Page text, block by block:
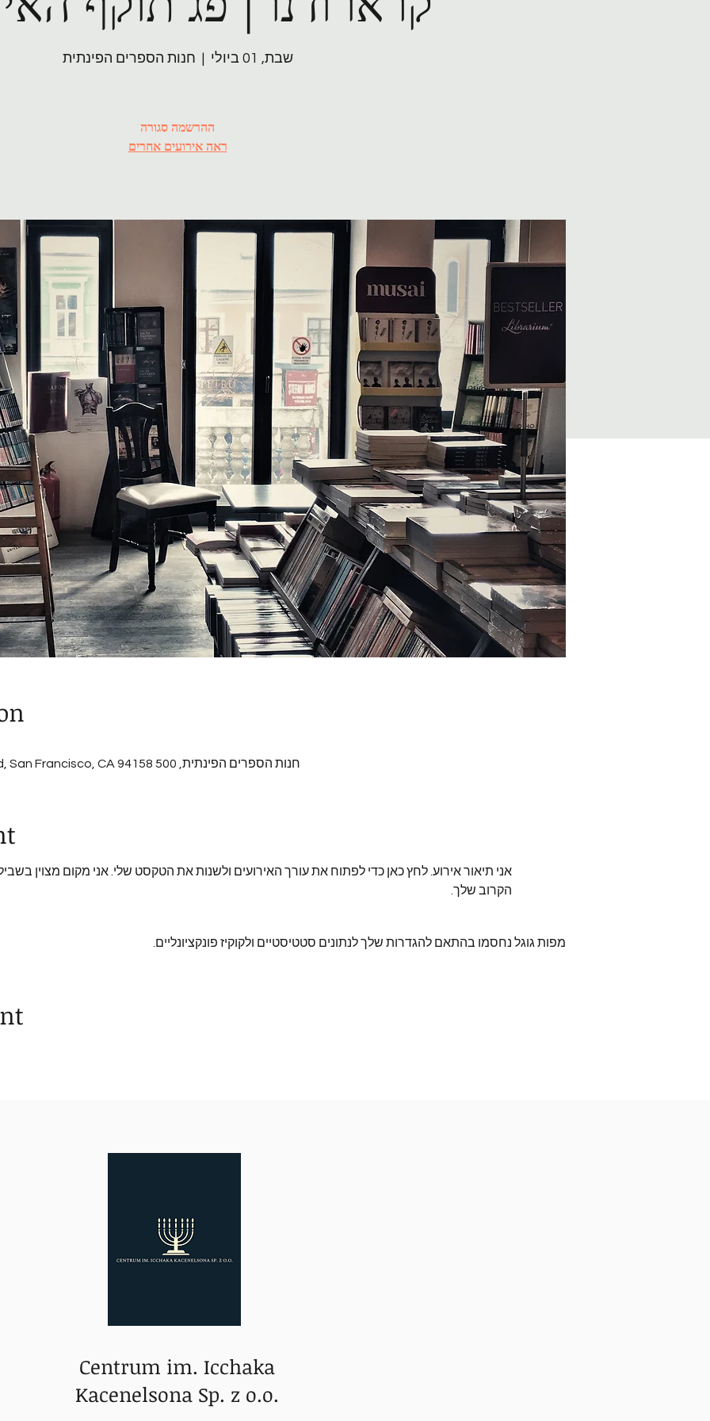
שבת, 01 ביולי
  |
חנות הספרים הפינתית
ההרשמה סגורה
ראה אירועים אחרים
חנות הספרים הפינתית, 500 Terry A Francois Blvd, San Francisco, CA 94158, ארה"ב
אני תיאור אירוע. לחץ כאן כדי לפתוח את עורך האירועים ולשנות את הטקסט שלי. אני מקום מצוין
הקרוב שלך.
מפות גוגל נחסמו בהתאם להגדרות שלך לנתונים סטטיסטיים ולקוקיז פונקציונליים.
Centrum im. Icchaka
Kacenelsona Sp. z o.o.